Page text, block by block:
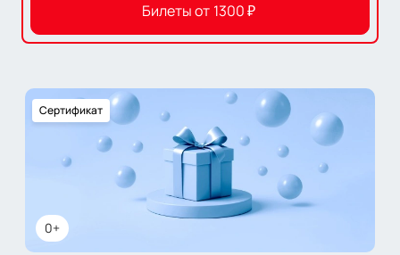
Билеты от 1300₽
0+
Сертификат